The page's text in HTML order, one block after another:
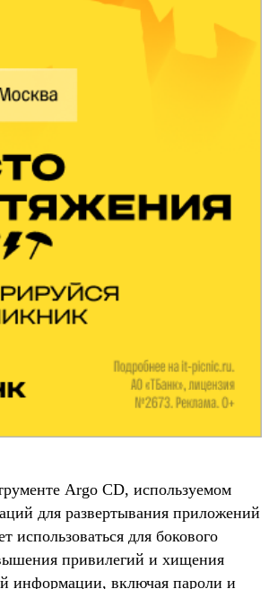
Argo CD, используемом
для развертывания приложений
использоваться для бокового
привилегий и хищения
информации, включая пароли и